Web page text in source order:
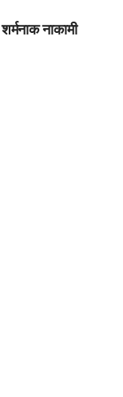
नाकामी